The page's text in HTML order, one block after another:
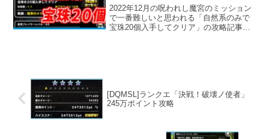
2022年12月の呪われし魔宮のミッション
で一番難しいと思われる「自然系のみで
宝珠20個入手してクリア」の攻略記事で
[DQMSL]ランクエ「決戦！破壊ノ使者」
245万ポイント攻略